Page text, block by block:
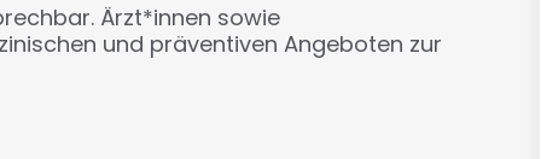
Ärzt*innen sowie
und präventiven Angeboten zur